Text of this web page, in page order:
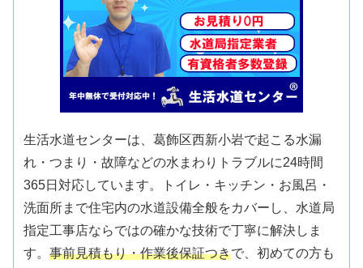
生活水道センターは、葛飾区西新小岩で起こる水漏
れ・つまり・故障などの水まわりトラブルに24時間
365日対応しています。トイレ・キッチン・お風呂・
洗面所まで住宅内の水道設備全般をカバーし、水道局
指定工事店ならではの確かな技術で丁寧に解決しま
す。事前見積もり・作業後保証つきで、初めての方も